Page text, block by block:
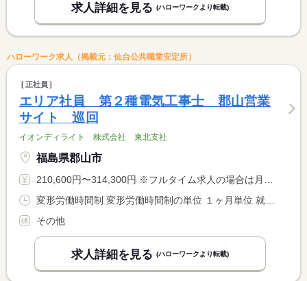
求人詳細を見る (ハローワークより転載)
ハローワーク求人（掲載元：仙台公共職業安定所）
正社員
エリア社員 第２種電気工事士 郡山営業
サイト 巡回
イオンディライト 株式会社 東北支社
福島県郡山市
210,600円〜314,300円 ※フルタイム求人の場合は月額（換算額）、パート求人の場合は時間額を表示しています。
変形労働時間制 変形労働時間制の単位 １ヶ月単位 就業時間１ 8時30分〜17時30分 就業時間に関する特記事項 ※整備立会い等で月数回、早出遅出勤務有
その他
求人詳細を見る (ハローワークより転載)